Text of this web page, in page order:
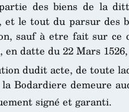
des biens de la
et le tout du parsur des
sauf à etre fait sur ce
en datte du 22 Mars
dudit acte, de toute
Bodardiere demeure
signé et garanti.